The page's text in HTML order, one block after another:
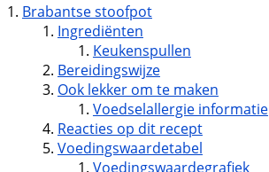
Brabantse stoofpot
Ingrediënten
Keukenspullen
Bereidingswijze
Ook lekker om te maken
Voedselallergie informatie
Reacties op dit recept
Voedingswaardetabel
Voedingswaardegrafiek